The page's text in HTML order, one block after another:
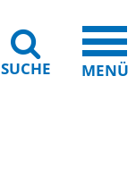
SUCHE MENÜ